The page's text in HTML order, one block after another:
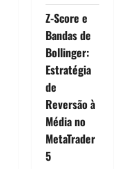
Z-Score e
Bandas de
Bollinger:
Estratégia
de
Reversão à
Média no
MetaTrader
5